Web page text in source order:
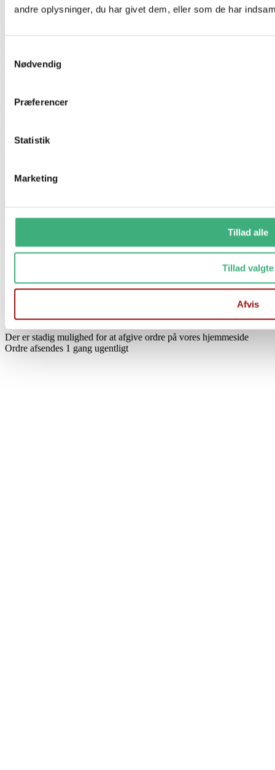
andre oplysninger, du har givet dem, eller som de har
Nødvendig
Præferencer
Statistik
Marketing
Tillad alle
Tillad valgte
Afvis
Handelsbetingelser
GDPR
Vi holder ferielukket i uge 29 og 30
Der er stadig mulighed for at afgive ordre på vores hjemmeside
Ordre afsendes 1 gang ugentligt